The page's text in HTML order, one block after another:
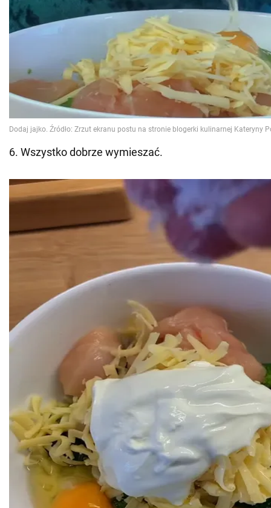
6. Wszystko dobrze wymieszać.